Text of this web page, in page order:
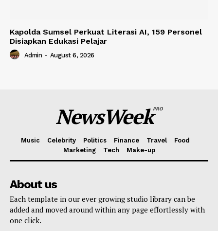
Kapolda Sumsel Perkuat Literasi AI, 159 Personel
Disiapkan Edukasi Pelajar
Admin - August 6, 2026
NewsWeekPRO
Music Celebrity Politics Finance Travel
Food
Marketing
Tech Make-up
About us
Each template in our ever growing studio library can be
added and moved around within any page effortlessly with
one click.